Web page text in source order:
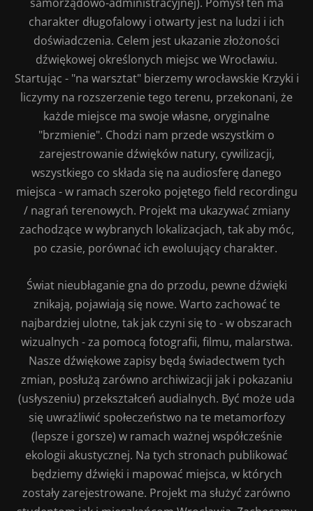
charakter długofalowy i otwarty jest na ludzi i ich
doświadczenia. Celem jest ukazanie złożoności
dźwiękowej określonych miejsc we Wrocławiu.
Startując - "na warsztat" bierzemy wrocławskie Krzyki i
liczymy na rozszerzenie tego terenu, przekonani, że
każde miejsce ma swoje własne, oryginalne
"brzmienie". Chodzi nam przede wszystkim o
zarejestrowanie dźwięków natury, cywilizacji,
wszystkiego co składa się na audiosferę danego
miejsca - w ramach szeroko pojętego field recordingu
/ nagrań terenowych. Projekt ma ukazywać zmiany
zachodzące w wybranych lokalizacjach, tak aby móc,
po czasie, porównać ich ewoluujący charakter.
Świat nieubłaganie gna do przodu, pewne dźwięki
znikają, pojawiają się nowe. Warto zachować te
najbardziej ulotne, tak jak czyni się to - w obszarach
wizualnych - za pomocą fotografii, filmu, malarstwa.
Nasze dźwiękowe zapisy będą świadectwem tych
zmian, posłużą zarówno archiwizacji jak i pokazaniu
(usłyszeniu) przekształceń audialnych. Być może uda
się uwrażliwić społeczeństwo na te metamorfozy
(lepsze i gorsze) w ramach ważnej współcześnie
ekologii akustycznej. Na tych stronach publikować
będziemy dźwięki i mapować miejsca, w których
zostały zarejestrowane. Projekt ma służyć zarówno